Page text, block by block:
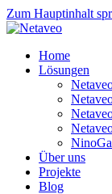
Zum Hauptinhalt
Home
Lösungen
Über uns
Projekte
Blog